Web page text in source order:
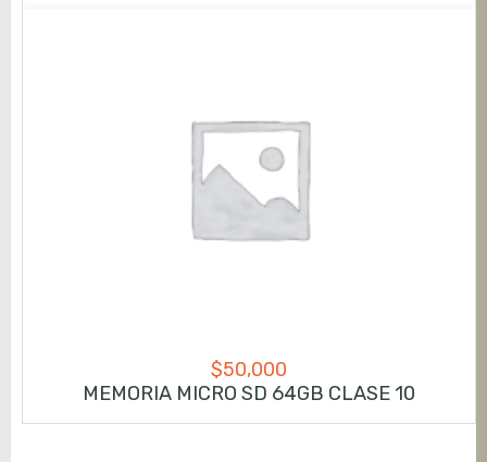
$50,000
MEMORIA MICRO SD 64GB CLASE 10